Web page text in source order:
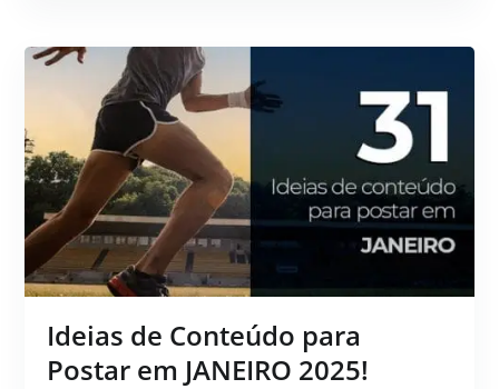
Ideias de Conteúdo para
Postar em JANEIRO 2025!